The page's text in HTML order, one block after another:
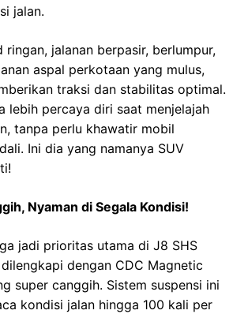
jalan.
jalanan berpasir, berlumpur,
aspal perkotaan yang mulus,
traksi dan stabilitas optimal.
lebih percaya diri saat menjelajah
tanpa perlu khawatir mobil
Ini dia yang namanya SUV
Nyaman di Segala Kondisi!
jadi prioritas utama di J8 SHS
dilengkapi dengan CDC Magnetic
super canggih. Sistem suspensi ini
kondisi jalan hingga 100 kali per